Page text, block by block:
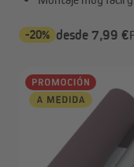
-20% desde 7,99 €